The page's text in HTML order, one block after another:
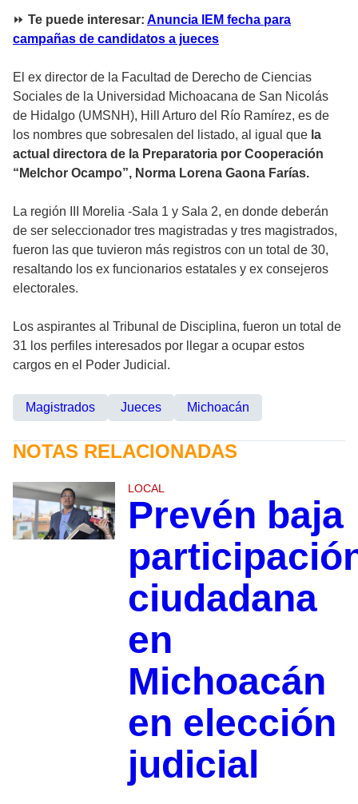
⏩ Te puede interesar: Anuncia IEM fecha para
campañas de candidatos a jueces
El ex director de la Facultad de Derecho de Ciencias
Sociales de la Universidad Michoacana de San Nicolás
de Hidalgo (UMSNH), Hill Arturo del Río Ramírez, es de
los nombres que sobresalen del listado, al igual que la
actual directora de la Preparatoria por Cooperación
“Melchor Ocampo”, Norma Lorena Gaona Farías.
La región III Morelia -Sala 1 y Sala 2, en donde deberán
de ser seleccionador tres magistradas y tres magistrados,
fueron las que tuvieron más registros con un total de 30,
resaltando los ex funcionarios estatales y ex consejeros
electorales.
Los aspirantes al Tribunal de Disciplina, fueron un total de
31 los perfiles interesados por llegar a ocupar estos
cargos en el Poder Judicial.
Magistrados Jueces Michoacán
NOTAS RELACIONADAS
LOCAL
Prevén baja
ciudadana
en
Michoacán
en elección
judicial